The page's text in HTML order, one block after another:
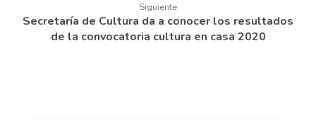
Siguiente
Secretaría de Cultura da a conocer los resultados
de la convocatoria cultura en casa 2020